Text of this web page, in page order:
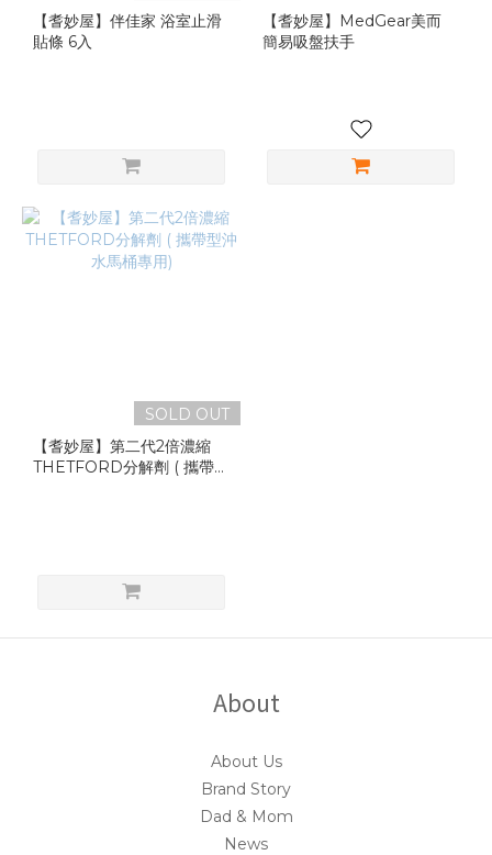
【耆妙屋】伴佳家 浴室止滑
貼條 6入
【耆妙屋】MedGear美而
簡易吸盤扶手
SOLD OUT
【耆妙屋】第二代2倍濃縮
THETFORD分解劑 ( 攜帶型
About
About Us
Brand Story
Dad & Mom
News